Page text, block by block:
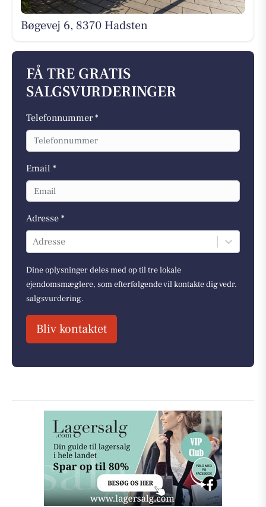
Bøgevej 6, 8370 Hadsten
FÅ TRE GRATIS
SALGSVURDERINGER
Telefonnummer *
Email *
Adresse *
Adresse
Dine oplysninger deles med op til tre lokale
ejendomsmæglere, som efterfølgende vil kontakte dig vedr.
salgsvurdering.
Bliv kontaktet